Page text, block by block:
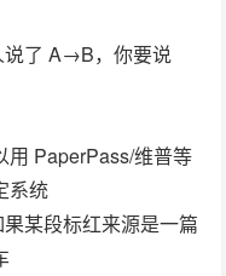
说了 A→B，你要说
用 PaperPass/维普等
系统
果某段标红来源是一篇